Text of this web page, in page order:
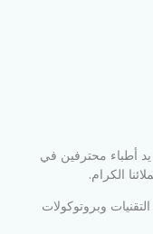
يد أطباء محترفين في
الكرام.
وبروتوكولات